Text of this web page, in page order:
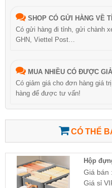
SHOP CÓ GỬI HÀNG VỀ
Có gửi hàng đi tỉnh, gửi chành
GHN, Viettel Post…
MUA NHIỀU CÓ ĐƯỢC
Có giảm giá cho đơn hàng giá
hàng để được tư vấn!
CÓ THỂ
Hộp
Giá bán :
Giá sỉ